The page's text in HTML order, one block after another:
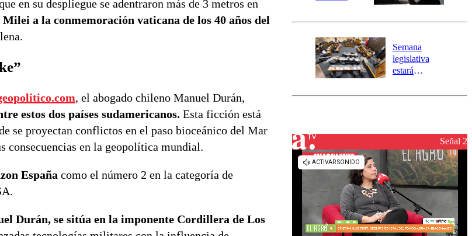
en su despliegue se adentraron más de 3 metros en
a la conmemoración vaticana de los 40 años del
, el abogado chileno Manuel Durán,
estos dos países sudamericanos. Esta ficción está
se proyectan conflictos en el paso bioceánico del Mar
consecuencias en la geopolítica mundial.
España como el número 2 en la categoría de
Durán, se sitúa en la imponente Cordillera de Los
activa Alerta
Preventiva en
tres comunas
Semana
legislativa
estará
el fin de la
reconstrucciónSeñal 2